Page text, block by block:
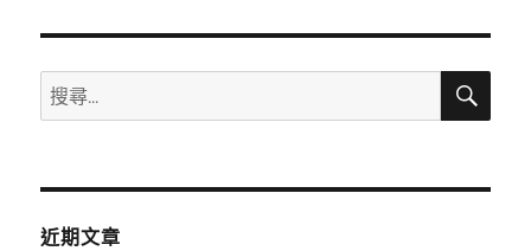
big
gay
wedding)〉
導
覽
搜
尋
鍵
搜
近期文章